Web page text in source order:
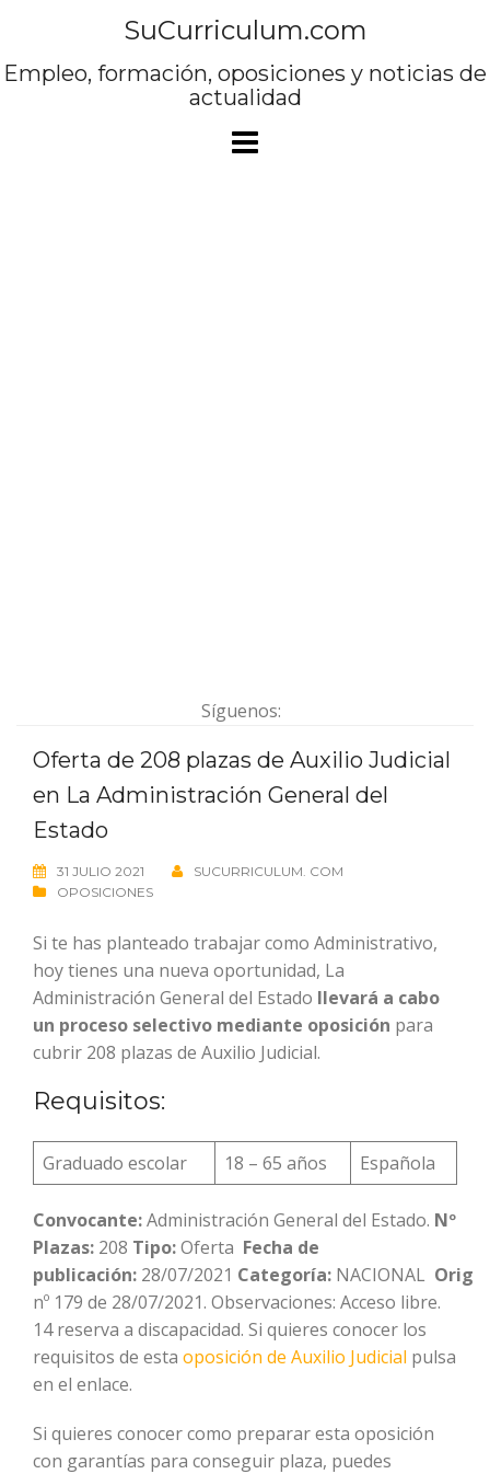
contenido
SuCurriculum.com
Empleo, formación, oposiciones y noticias de
actualidad
Síguenos:
Oferta de 208 plazas de Auxilio Judicial
en La Administración General del
Estado
31 JULIO 2021
SUCURRICULUM. COM
OPOSICIONES
Si te has planteado trabajar como Administrativo,
hoy tienes una nueva oportunidad, La
Administración General del Estado llevará a cabo
un proceso selectivo mediante oposición para
cubrir 208 plazas de Auxilio Judicial.
Requisitos:
Graduado escolar 18 – 65 años Española
Convocante:Administración General del Estado. Nº
Plazas: 208 Tipo:Oferta Fecha de
publicación: 28/07/2021 Categoría: NACIONAL
nº 179 de 28/07/2021. Observaciones: Acceso libre.
14 reserva a discapacidad. Si quieres conocer los
requisitos de esta oposición de Auxilio Judicial pulsa
en el enlace.
Si quieres conocer como preparar esta oposición
con garantías para conseguir plaza, puedes